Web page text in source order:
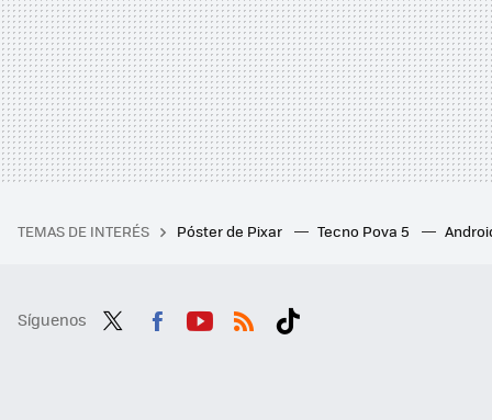
TEMAS DE INTERÉS Póster de Pixar Tecno Pova 5
Síguenos